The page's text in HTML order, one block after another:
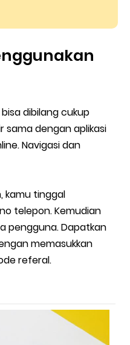
dibilang cukup
sama dengan aplikasi
Navigasi dan
kamu tinggal
telepon. Kemudian
pengguna. Dapatkan
memasukkan
referal.